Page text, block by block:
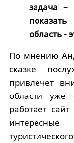
задача –
область -
По мнению
сказке
привлечет
области уже
работает